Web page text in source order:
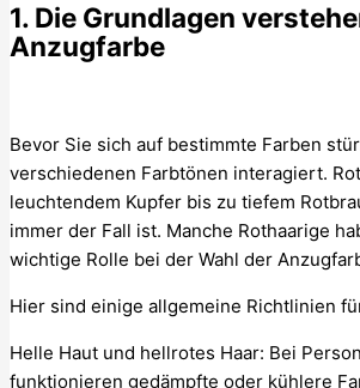
1. Die Grundlagen
Anzugfarbe
Bevor Sie sich auf bestimmte Farben
verschiedenen Farbtönen interagiert.
leuchtendem Kupfer bis zu tiefem
immer der Fall ist. Manche Rothaarige
wichtige Rolle bei der Wahl der
Hier sind einige allgemeine Richtlinien
Helle Haut und hellrotes Haar: Bei
funktionieren gedämpfte oder kühlere